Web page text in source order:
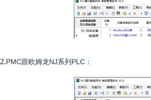
2.PMC跟欧姆龙NJ系列PLC：